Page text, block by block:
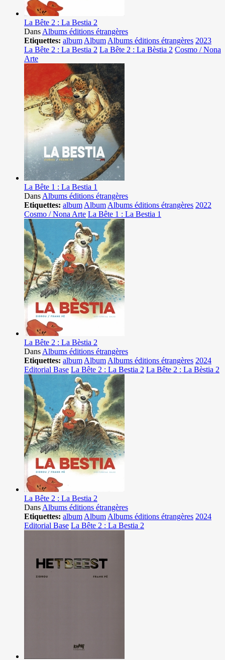
La Bête 2 : La Bestia 2
Dans Albums éditions étrangères
Etiquettes: album Album Albums éditions étrangères 2023
La Bête 2 : La Bestia 2 La Bête 2 : La Bèstia 2 Cosmo / Nona
Arte
La Bête 1 : La Bestia 1
Dans Albums éditions étrangères
Etiquettes: album Album Albums éditions étrangères 2022
Cosmo / Nona Arte La Bête 1 : La Bestia 1
La Bête 2 : La Bèstia 2
Dans Albums éditions étrangères
Etiquettes: album Album Albums éditions étrangères 2024
Editorial Base La Bête 2 : La Bestia 2 La Bête 2 : La Bèstia 2
La Bête 2 : La Bestia 2
Dans Albums éditions étrangères
Etiquettes: album Album Albums éditions étrangères 2024
Editorial Base La Bête 2 : La Bestia 2